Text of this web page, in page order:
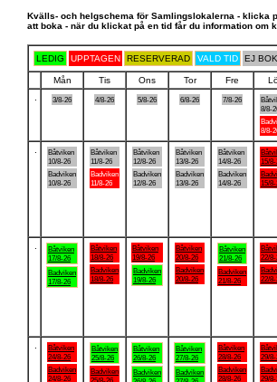
Kvälls- och helgschema för Samlingslokalerna - klicka
att boka - när du klickat på en tid får du information om
LEDIG UPPTAGEN RESERVERAD VALD TID EJ
Mån Tis Ons Tor Fre
3/8-26 4/8-26 5/8-26 6/8-26 7/8-26
8/8-
8/8-
Båtviken
10/8-26
Badviken
10/8-26
Båtviken
11/8-26
Badviken
11/8-26
Båtviken
12/8-26
Badviken
12/8-26
Båtviken
13/8-26
Badviken
13/8-26
Båtviken
14/8-26
Badviken
14/8-26
15/
15/
Båtviken
17/8-26
Badviken
17/8-26
Båtviken
18/8-26
Badviken
18/8-26
Båtviken
19/8-26
Badviken
19/8-26
Båtviken
20/8-26
Badviken
20/8-26
Båtviken
21/8-26
Badviken
21/8-26
22/
22/
Båtviken
24/8-26
Badviken
24/8-26
Båtviken
25/8-26
Badviken
25/8-26
Båtviken
26/8-26
Badviken
Båtviken
27/8-26
Badviken
Båtviken
28/8-26
Badviken
28/8-26
29/
29/